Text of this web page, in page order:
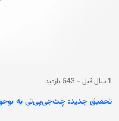
1 سال قبل - 543 بازدید
تحقیق جدید: چت‌جی‌پی‌تی به